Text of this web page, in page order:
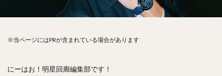
※当ページにはPRが含まれている場合があります
にーはお！明星回廊編集部です！